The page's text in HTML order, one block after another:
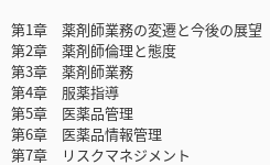
第1章 薬剤師業務の変遷と今後の展望
第2章 薬剤師倫理と態度
第3章 薬剤師業務
第4章 服薬指導
第5章 医薬品管理
第6章 医薬品情報管理
第7章 リスクマネジメント